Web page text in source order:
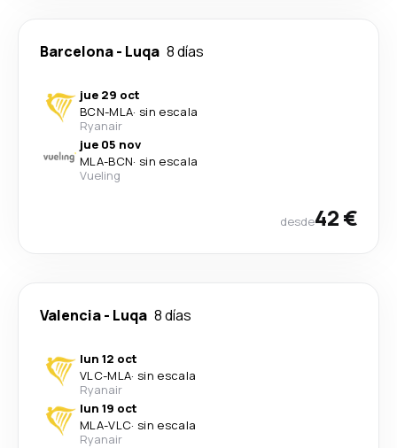
Barcelona- Luqa 8 días
jue 29 oct
BCN-MLA· sin escala
Ryanair
jue 05 nov
MLA-BCN· sin escala
Vueling
desde42 €
Valencia- Luqa 8 días
lun 12 oct
VLC-MLA· sin escala
Ryanair
lun 19 oct
MLA-VLC· sin escala
Ryanair